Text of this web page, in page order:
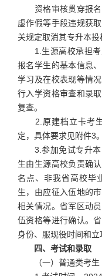
资格审核贯穿报名
虚作假等手段违规获
关规定取消其专升本投
1.生源高校承担考
报名学生的基本信息
学习及在校表现等情
行入学资格审查和录
复查。
2.原建档立卡考生
定，具体要求见附件3。
3.参加免试专升本
生由生源高校负责确
名点、非我省高校毕
生，由应征入伍地的
相关情况。省军区动
伍资格等进行确认。
身份、服现役时间和立
四、考试和录取
（一）普通类考生